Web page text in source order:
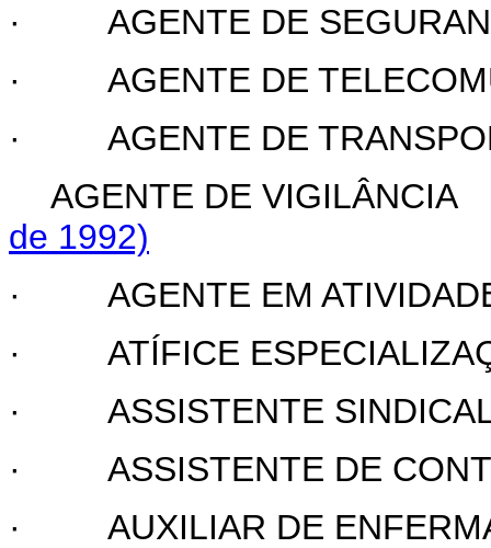
·
AGENTE DE
·
AGENTE DE
·
AGENTE DE
AGENTE DE VIGILÂNCIA
de 1992)
·
AGENTE EM
·
ATÍFICE
·
ASSISTENTE
·
ASSISTENTE DE
·
AUXILIAR DE